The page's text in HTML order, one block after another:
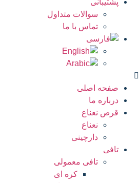
پشتیبانی
سوالات متداول
تماس با ما
صفحه اصلی
درباره ما
قرص نعناع
نعناع
دارچینی
تافی
تافی معمولی
کره ای